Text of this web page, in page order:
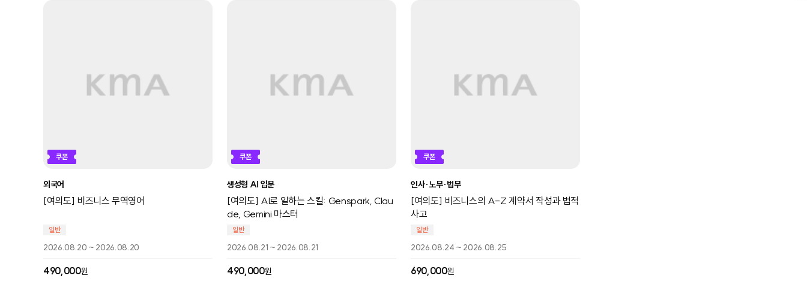
쿠폰
외국어
[여의도] 비즈니스 무역영어
일반
2026.08.20 ~ 2026.08.20
490,000원
쿠폰
생성형 AI 입문
[여의도] AI로 일하는 스킬: Genspark, Clau
de, Gemini 마스터
일반
2026.08.21 ~ 2026.08.21
490,000원
쿠폰
인사∙노무∙법무
[여의도] 비즈니스의 A-Z 계약서 작성과 법적
사고
일반
2026.08.24 ~ 2026.08.25
690,000원